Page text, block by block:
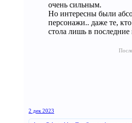
очень сильным.
Но интересны были
персонажи.. даже те,
стола лишь в
2 дек 2023